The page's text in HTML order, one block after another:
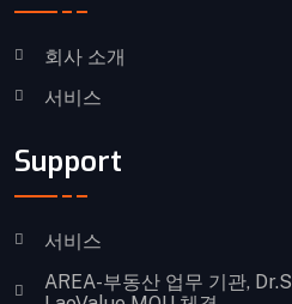
회사 소개
서비스
Support
서비스
AREA-부동산 업무 기관,